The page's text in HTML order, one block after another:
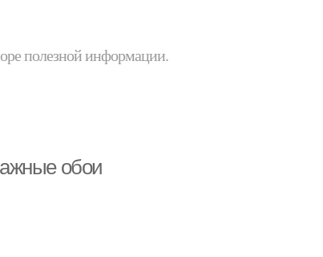
полезной информации.
обои